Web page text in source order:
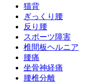
猫背
ぎっくり腰
反り腰
スポーツ障害
椎間板ヘルニア
腰痛
坐骨神経痛
腰椎分離